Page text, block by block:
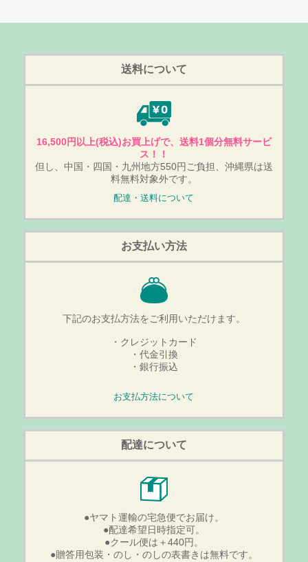
送料について
16,500円以上(税込)お買上げで、送料1個分無料サービ
ス！！
但し、中国・四国・九州地方550円ご負担、沖縄県は送
料無料対象外です。
配達・送料について
お支払い方法
下記のお支払方法をご利用いただけます。
・クレジットカード
・代金引換
・銀行振込
お支払方法について
配達について
●ヤマト運輸の宅急便でお届け。
●配達希望日時指定可。
●クール便は＋440円。
●贈答用包装・のし・のしの表書きは無料です。